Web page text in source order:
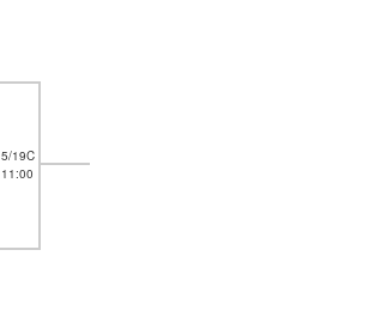
5/19C
11:00